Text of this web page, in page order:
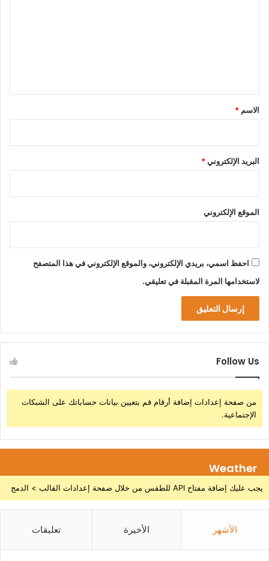
*
الاسم *
البريد الإلكتروني*
الموقع الإلكتروني
احفظ اسمي، بريدي الإلكتروني، والموقع الإلكتروني في هذا المتصفح
لاستخدامها المرة المقبلة في تعليقي.
Follow Us
من صفحة إعدادات إضافة أرقام قم بتعيين بيانات حساباتك على الشبكات
الإجتماعية.
Weather
يجب عليك إضافة مفتاح API للطقس من خلال صفحة إعدادات القالب > الدمج
الأشهر الأخيرة تعليقات